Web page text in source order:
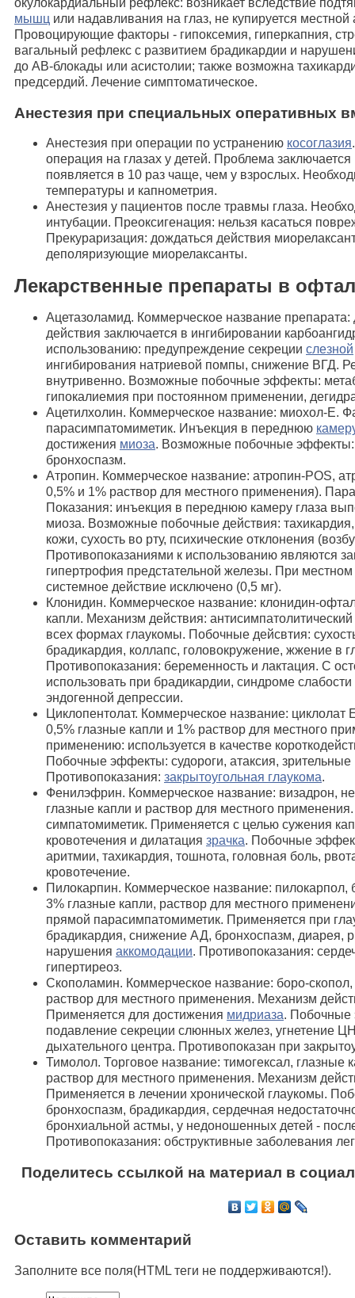
окулокардиальный рефлекс: возникает вследствие
мышц или надавливания на глаз, не купируется местной
Провоцирующие факторы - гипоксемия, гиперкапния,
вагальный рефлекс с развитием брадикардии и
до АВ-блокады или асистолии; также возможна
предсердий. Лечение симптоматическое.
Анестезия при специальных оперативных
Анестезия при операции по устранению косоглазия
операция на глазах у детей. Проблема заключается
появляется в 10 раз чаще, чем у взрослых.
температуры и капнометрия.
Анестезия у пациентов после травмы глаза.
интубации. Преоксигенация: нельзя касаться
Прекураризация: дождаться действия
деполяризующие миорелаксанты.
Лекарственные препараты в
Ацетазоламид. Коммерческое название
действия заключается в ингибировании
использованию: предупреждение секреции слезной
ингибирования натриевой помпы, снижение ВГД.
внутривенно. Возможные побочные эффекты:
гипокалиемия при постоянном применении,
Ацетилхолин. Коммерческое название: миохол-Е.
парасимпатомиметик. Инъекция в переднюю
достижения миоза. Возможные побочные эффекты:
бронхоспазм.
Атропин. Коммерческое название: атропин-POS,
0,5% и 1% раствор для местного применения).
Показания: инъекция в переднюю камеру глаза
миоза. Возможные побочные действия:
кожи, сухость во рту, психические отклонения
Противопоказаниями к использованию являются
гипертрофия предстательной железы. При
системное действие исключено (0,5 мг).
Клонидин. Коммерческое название: клонидин-
капли. Механизм действия:
всех формах глаукомы. Побочные дейсвтия:
брадикардия, коллапс, головокружение, жжение в
Противопоказания: беременность и лактация. С
использовать при брадикардии, синдроме слабости
эндогенной депрессии.
Циклопентолат. Коммерческое название: циклолат
0,5% глазные капли и 1% раствор для местного
применению: используется в качестве
Побочные эффекты: судороги, атаксия,
Противопоказания: закрытоугольная глаукома.
Фенилэфрин. Коммерческое название: визадрон,
глазные капли и раствор для местного
симпатомиметик. Применяется с целью сужения
кровотечения и дилатация зрачка. Побочные
аритмии, тахикардия, тошнота, головная боль,
кровотечение.
Пилокарпин. Коммерческое название: пилокарпол,
3% глазные капли, раствор для местного
прямой парасимпатомиметик. Применяется при
брадикардия, снижение АД, бронхоспазм, диарея,
нарушения аккомодации. Противопоказания:
гипертиреоз.
Скополамин. Коммерческое название: боро-
раствор для местного применения. Механизм
Применяется для достижения мидриаза. Побочные
подавление секреции слюнных желез, угнетение
дыхательного центра. Противопоказан при
Тимолол. Торговое название: тимогексал, глазные
раствор для местного применения. Механизм
Применяется в лечении хронической глаукомы.
бронхоспазм, брадикардия, сердечная
бронхиальной астмы, у недоношенных детей -
Противопоказания: обструктивные заболевания
Поделитесь ссылкой на материал в
Оставить комментарий
Заполните все поля(HTML теги не поддерживаются!).